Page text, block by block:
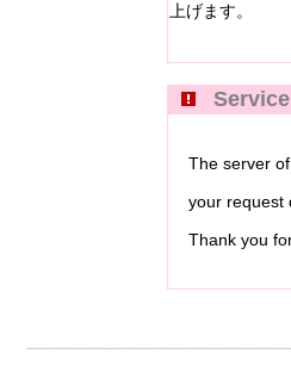
上げます。
Service
The server of
your request
Thank you for